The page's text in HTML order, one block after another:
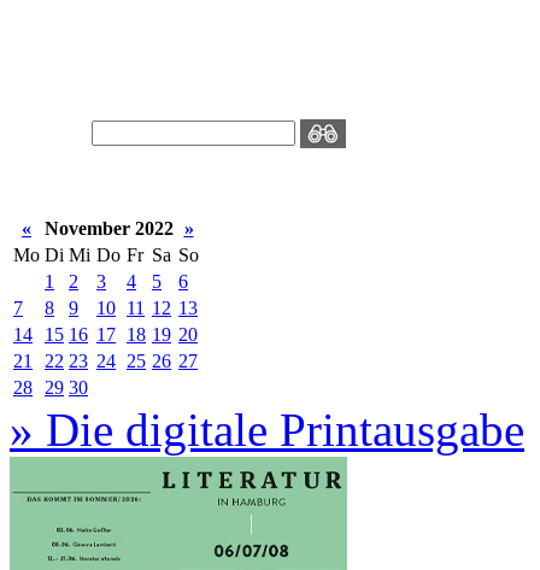
« November 2022 »
Mo Di Mi Do Fr Sa So
1
2 3 4 5
6
7
8 9 10 11 12 13
14
15 16 17 18 19 20
21
22 23 24 25 26 27
28
29 30
» Die digitale Printausgabe